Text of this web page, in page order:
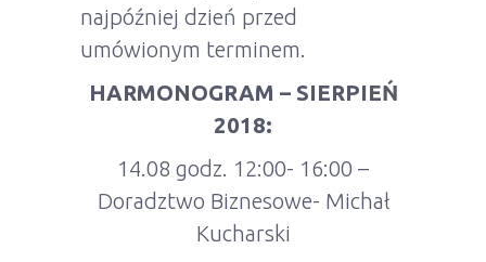
najpóźniej dzień przed
umówionym terminem.
HARMONOGRAM – SIERPIEŃ
2018:
14.08 godz. 12:00- 16:00 –
Doradztwo Biznesowe- Michał
Kucharski